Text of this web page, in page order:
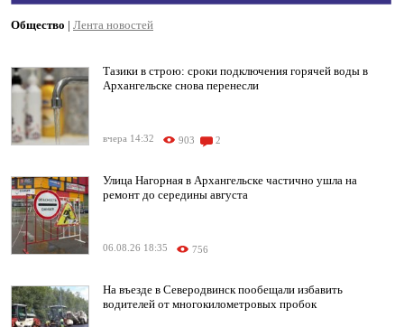
Общество | Лента новостей
Тазики в строю: сроки подключения горячей воды в
Архангельске снова перенесли
вчера 14:32 903 2
Улица Нагорная в Архангельске частично ушла на
ремонт до середины августа
06.08.26 18:35 756
На въезде в Северодвинск пообещали избавить
водителей от многокилометровых пробок